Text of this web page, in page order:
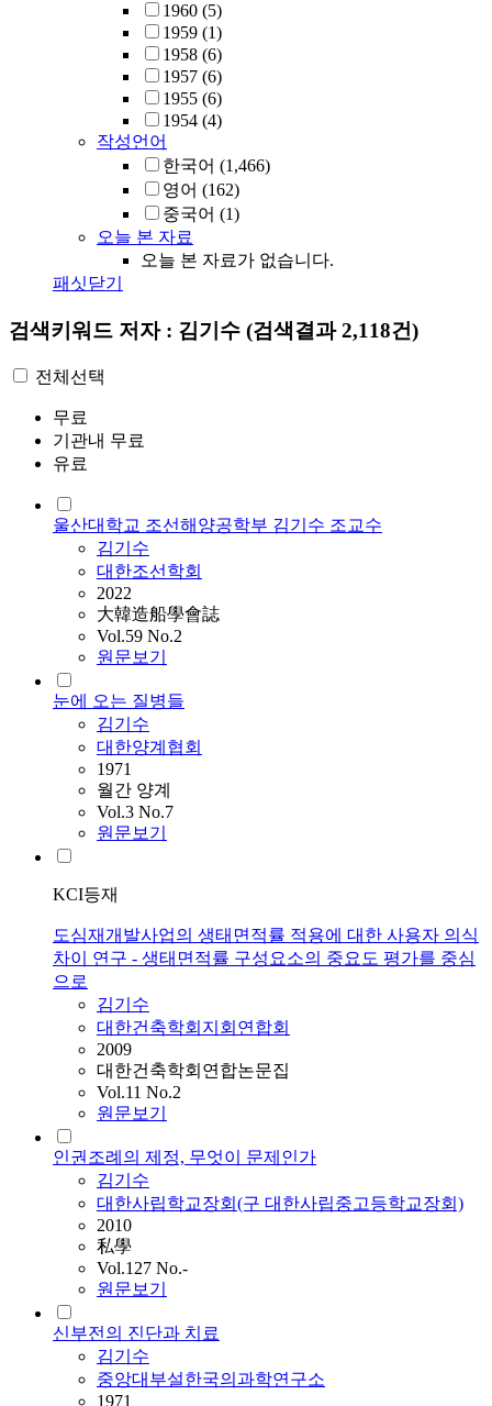
1960 (5)
1959 (1)
1958 (6)
1957 (6)
1955 (6)
1954 (4)
작성언어
한국어 (1,466)
영어 (162)
중국어 (1)
오늘 본 자료
오늘 본 자료가 없습니다.
패싯닫기
검색키워드 저자 : 김기수 (검색결과 2,118건)
전체선택
무료
기관내 무료
유료
울산대학교 조선해양공학부 김기수 조교수
김기수
대한조선학회
2022
大韓造船學會誌
Vol.59 No.2
원문보기
눈에 오는 질병들
김기수
대한양계협회
1971
월간 양계
Vol.3 No.7
원문보기
KCI등재
도심재개발사업의 생태면적률 적용에 대한 사용자 의식
차이 연구 - 생태면적률 구성요소의 중요도 평가를 중심
으로
김기수
대한건축학회지회연합회
2009
대한건축학회연합논문집
Vol.11 No.2
원문보기
인권조례의 제정, 무엇이 문제인가
김기수
대한사립학교장회(구 대한사립중고등학교장회)
2010
私學
Vol.127 No.-
원문보기
신부전의 진단과 치료
김기수
중앙대부설한국의과학연구소
1971